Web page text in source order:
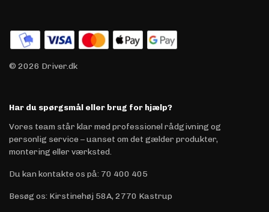
© 2026 Driver.dk
Har du spørgsmål eller brug for hjælp?
Vores team står klar med professionel rådgivning og
personlig service – uanset om det gælder produkter,
montering eller værksted.
Du kan kontakte os på: 70 400 405
Besøg os: Kirstinehøj 58A, 2770 Kastrup